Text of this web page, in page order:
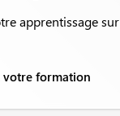
apprentissage sur
votre formation